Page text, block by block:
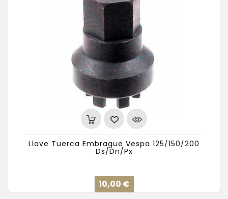
Llave Tuerca Embrague Vespa 125/150/200
Ds/Dn/Px
10,00 €